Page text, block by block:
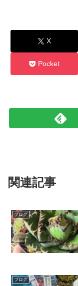
X
Pocket
関連記事
ブログ
ブログ